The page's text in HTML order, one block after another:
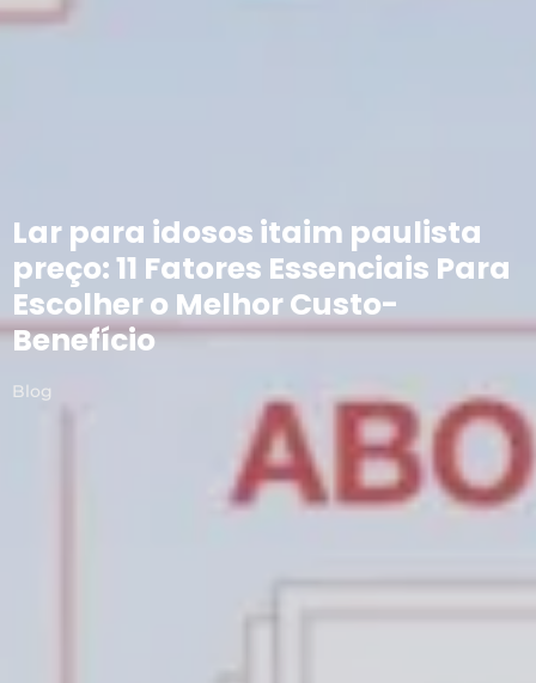
Lar para idosos itaim paulista
preço: 11 Fatores Essenciais Para
Escolher o Melhor Custo-
Benefício
Blog